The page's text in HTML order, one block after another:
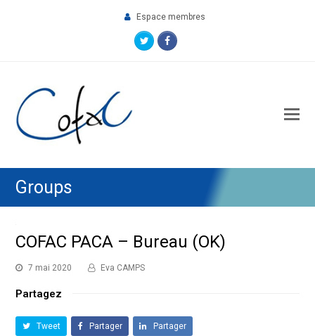
Espace membres
TwitterFacebook
Groups
COFAC PACA – Bureau (OK)
7 mai 2020 Eva CAMPS
Partagez
Tweet Partager Partager